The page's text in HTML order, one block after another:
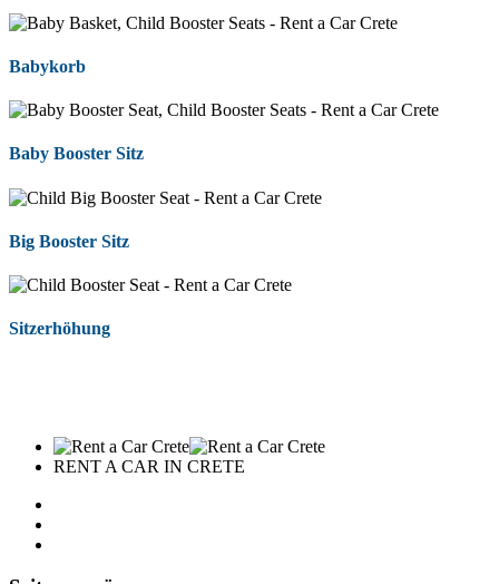
Babykorb
Baby Booster Sitz
Big Booster Sitz
Sitzerhöhung
RENT A CAR IN CRETE